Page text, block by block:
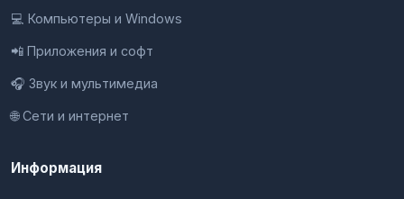
💻 Компьютеры и Windows
📲 Приложения и софт
🎧 Звук и мультимедиа
🌐 Сети и интернет
Информация